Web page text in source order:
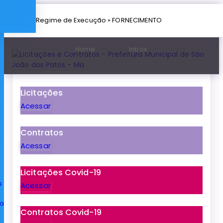
» Regime de Execução » FORNECIMENTO
Licitações
Acessar
Contratos
Acessar
Licitações Covid-19
Acessar
Contratos Covid-19
Home Inbox